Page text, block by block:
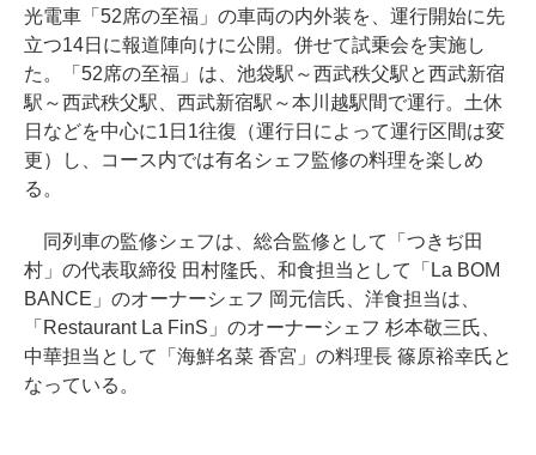
光電車「52席の至福」の車両の内外装を、運行開始に先
立つ14日に報道陣向けに公開。併せて試乗会を実施し
た。「52席の至福」は、池袋駅～西武秩父駅と西武新宿
駅～西武秩父駅、西武新宿駅～本川越駅間で運行。土休
日などを中心に1日1往復（運行日によって運行区間は変
更）し、コース内では有名シェフ監修の料理を楽しめ
る。
同列車の監修シェフは、総合監修として「つきぢ田
村」の代表取締役 田村隆氏、和食担当として「La BOM
BANCE」のオーナーシェフ 岡元信氏、洋食担当は、
「Restaurant La FinS」のオーナーシェフ 杉本敬三氏、
中華担当として「海鮮名菜 香宮」の料理長 篠原裕幸氏と
なっている。